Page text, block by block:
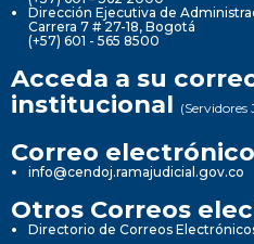
Dirección Ejecutiva de
Carrera 7 # 27-18, Bogotá
(+57) 601 - 565 8500
Acceda a su
institucional (Servidores
Correo
info@cendoj.ramajudicial.gov.co
Otros Correos
Directorio de Correos